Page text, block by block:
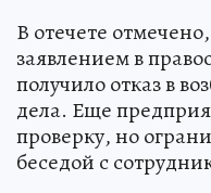
В отечете
заявлением в
получило отказ в
дела. Еще
проверку, но
беседой с